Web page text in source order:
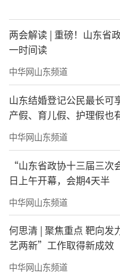
两会解读 | 重磅！山东省
一时间读
中华网山东频道
山东结婚登记公民最长可
产假、育儿假、护理假也
中华网山东频道
“山东省政协十三届三
日上午开幕，会期4天半
中华网山东频道
何思清 | 聚焦重点 靶向
艺两新”工作取得新成效
中华网山东频道